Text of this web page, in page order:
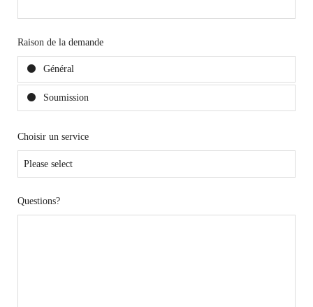
Raison de la demande
Général
Soumission
Choisir un service
Questions?